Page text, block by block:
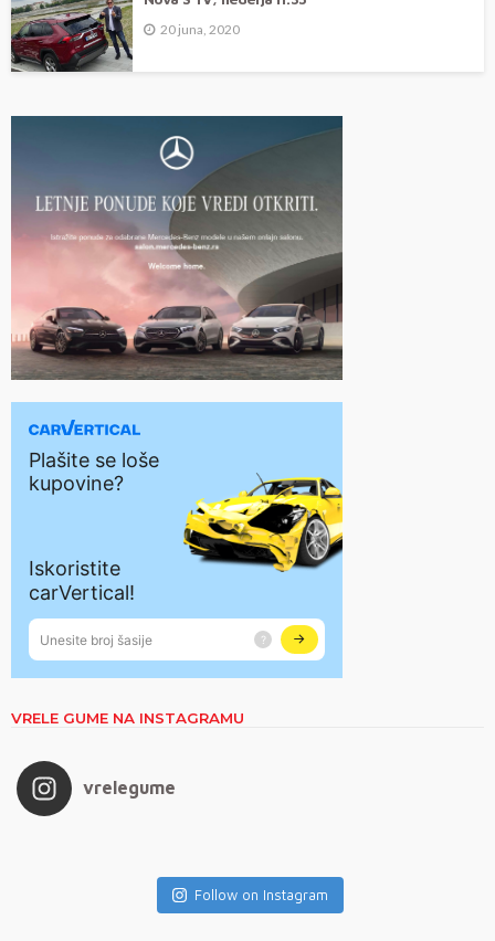
20 juna, 2020
VRELE GUME NA INSTAGRAMU
vrelegume
Follow on Instagram